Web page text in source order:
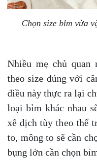
Chọn size bỉm vừa
Nhiều mẹ chủ quan
theo size đúng với
điều này thực ra lại
loại bỉm khác nhau
xê dịch tùy theo thể
to, mông to sẽ cần
bụng lớn cần chọn